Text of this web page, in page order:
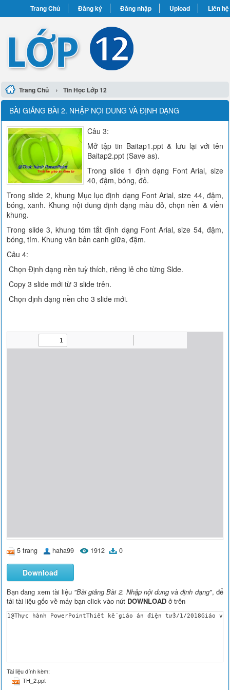
Trang Chủ Đăng ký Đăng nhập Upload Liên hệ
Trang Chủ › Tin Học Lớp 12
BÀI GIẢNG BÀI 2. NHẬP NỘI DUNG VÀ ĐỊNH DẠNG
Câu 3:
Mở tập tin Baitap1.ppt & lưu lại với tên
Baitap2.ppt (Save as).
Trong slide 1 định dạng Font Arial, size
40, đậm, bóng, đỏ.
Trong slide 2, khung Mục lục định dạng Font Arial, size 44, đậm,
bóng, xanh. Khung nội dung định dạng màu đỏ, chọn nền & viền
khung.
Trong slide 3, khung tóm tắt định dạng Font Arial, size 54, đậm,
bóng, tím. Khung văn bản canh giữa, đậm.
Câu 4:
Chọn Định dạng nền tuỳ thích, riêng lẻ cho từng Slde.
Copy 3 slide mới từ 3 slide trên.
Chọn định dạng nền cho 3 slide mới.
5 trang haha99 1912 0
Download
Bạn đang xem tài liệu "Bài giảng Bài 2. Nhập nội dung và định dạng", để
tải tài liệu gốc về máy bạn click vào nút DOWNLOAD ở trên
1@Thực hành PowerPointThiết kế giáo án điện tử3/1/
Tài liệu đính kèm:
TH_2.ppt